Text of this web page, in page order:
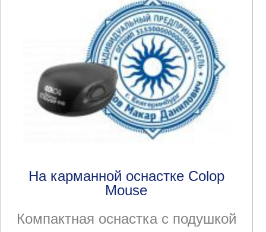
На карманной оснастке Colop
Mouse
Компактная оснастка с подушкой